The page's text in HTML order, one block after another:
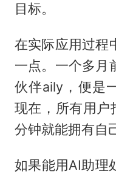
目标。
在实际应用过程
一点。一个多月
伙伴aily，便是
现在，所有用户
分钟就能拥有自
如果能用AI助理